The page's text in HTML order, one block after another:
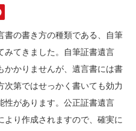
書の書き方の種類である、自筆
みてきました。自筆証書遺言
かかりませんが、遺言書には書
次第ではせっかく書いても効力
性があります。公正証書遺言
より作成されますので、確実に